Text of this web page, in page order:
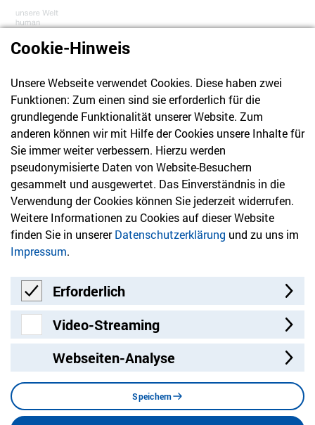
030 61 39 04 10
info@hvd-bb.de
Newsletter
Bleiben Sie mit unserem Newsletter auf dem aktuellsten
Stand mit Themen, die Sie interessieren.
Jetzt anmelden
Besuchen Sie uns auf:
Instagram
Cookie-Hinweis
Unsere Webseite verwendet Cookies. Diese haben zwei
Funktionen: Zum einen sind sie erforderlich für die
grundlegende Funktionalität unserer Website. Zum
anderen können wir mit Hilfe der Cookies unsere Inhalte für
Sie immer weiter verbessern. Hierzu werden
pseudonymisierte Daten von Website-Besuchern
gesammelt und ausgewertet. Das Einverständnis in die
Verwendung der Cookies können Sie jederzeit widerrufen.
Weitere Informationen zu Cookies auf dieser Website
finden Sie in unsererDatenschutzerklärung und zu uns im
Impressum.
Erforderlich
Erforderlich
Video-Streaming
Video-Streaming
Webseiten-Analyse
Speichern